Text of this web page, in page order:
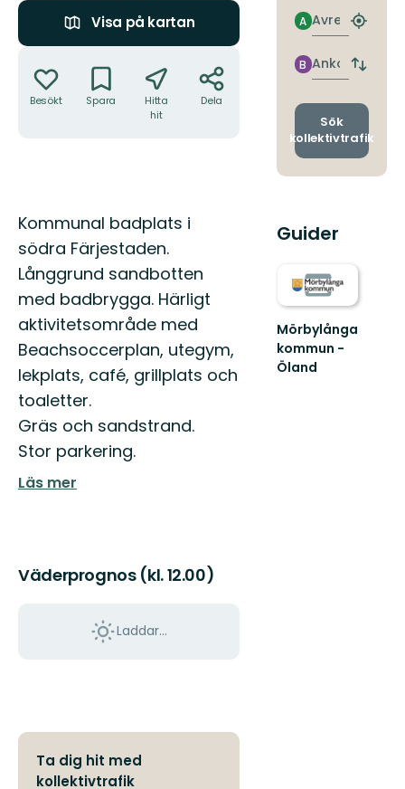
Visa på kartan
Besökt Spara
Hitta
hit
Dela
Beskrivning
Kommunal badplats i
södra Färjestaden.
Långgrund sandbotten
med badbrygga. Härligt
aktivitetsområde med
Beachsoccerplan, utegym,
lekplats, café, grillplats och
toaletter.
Gräs och sandstrand.
Stor parkering.
Läs mer
Väderprognos (kl. 12.00)
Laddar...
Ta dig hit med
kollektivtrafik
Avresa
A
Hitta
Ankomst
B
Byt
och
Sök
kollektivtrafik
Guider
Mörbylånga
kommun -
Öland